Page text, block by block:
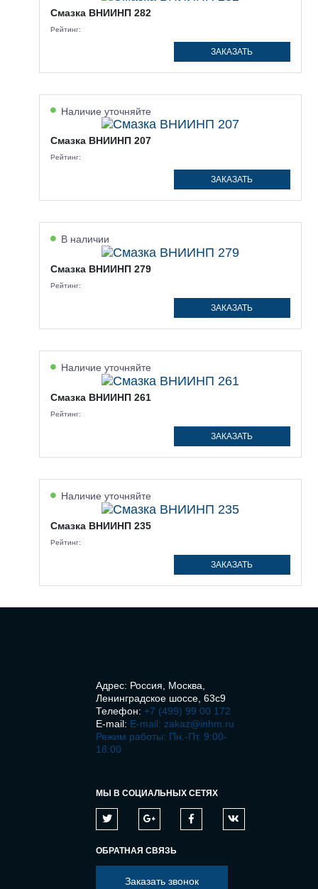
Смазка ВНИИНП 282
Рейтинг:
ЗАКАЗАТЬ
Наличие уточняйте
Смазка ВНИИНП 207
Рейтинг:
ЗАКАЗАТЬ
В наличии
Смазка ВНИИНП 279
Рейтинг:
ЗАКАЗАТЬ
Наличие уточняйте
Смазка ВНИИНП 261
Рейтинг:
ЗАКАЗАТЬ
Наличие уточняйте
Смазка ВНИИНП 235
Рейтинг:
ЗАКАЗАТЬ
Адрес: Россия, Москва,
Ленинградское шоссе, 63с9
Телефон: +7 (499) 99 00 172
E-mail: E-mail: zakaz@inhm.ru
Режим работы: Пн.-Пт. 9:00-
18:00
МЫ В СОЦИАЛЬНЫХ СЕТЯХ
ОБРАТНАЯ СВЯЗЬ
Заказать звонок